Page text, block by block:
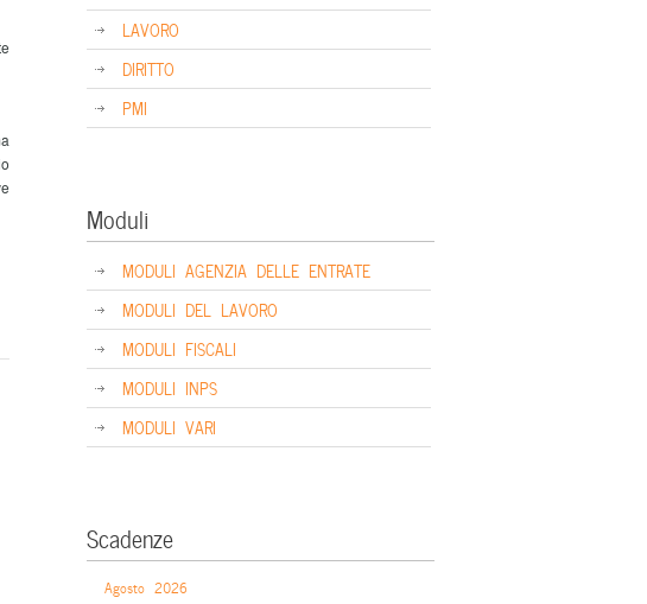
LAVORO
DIRITTO
PMI
Moduli
MODULI AGENZIA DELLE ENTRATE
MODULI DEL LAVORO
MODULI FISCALI
MODULI INPS
MODULI VARI
Scadenze
Agosto 2026